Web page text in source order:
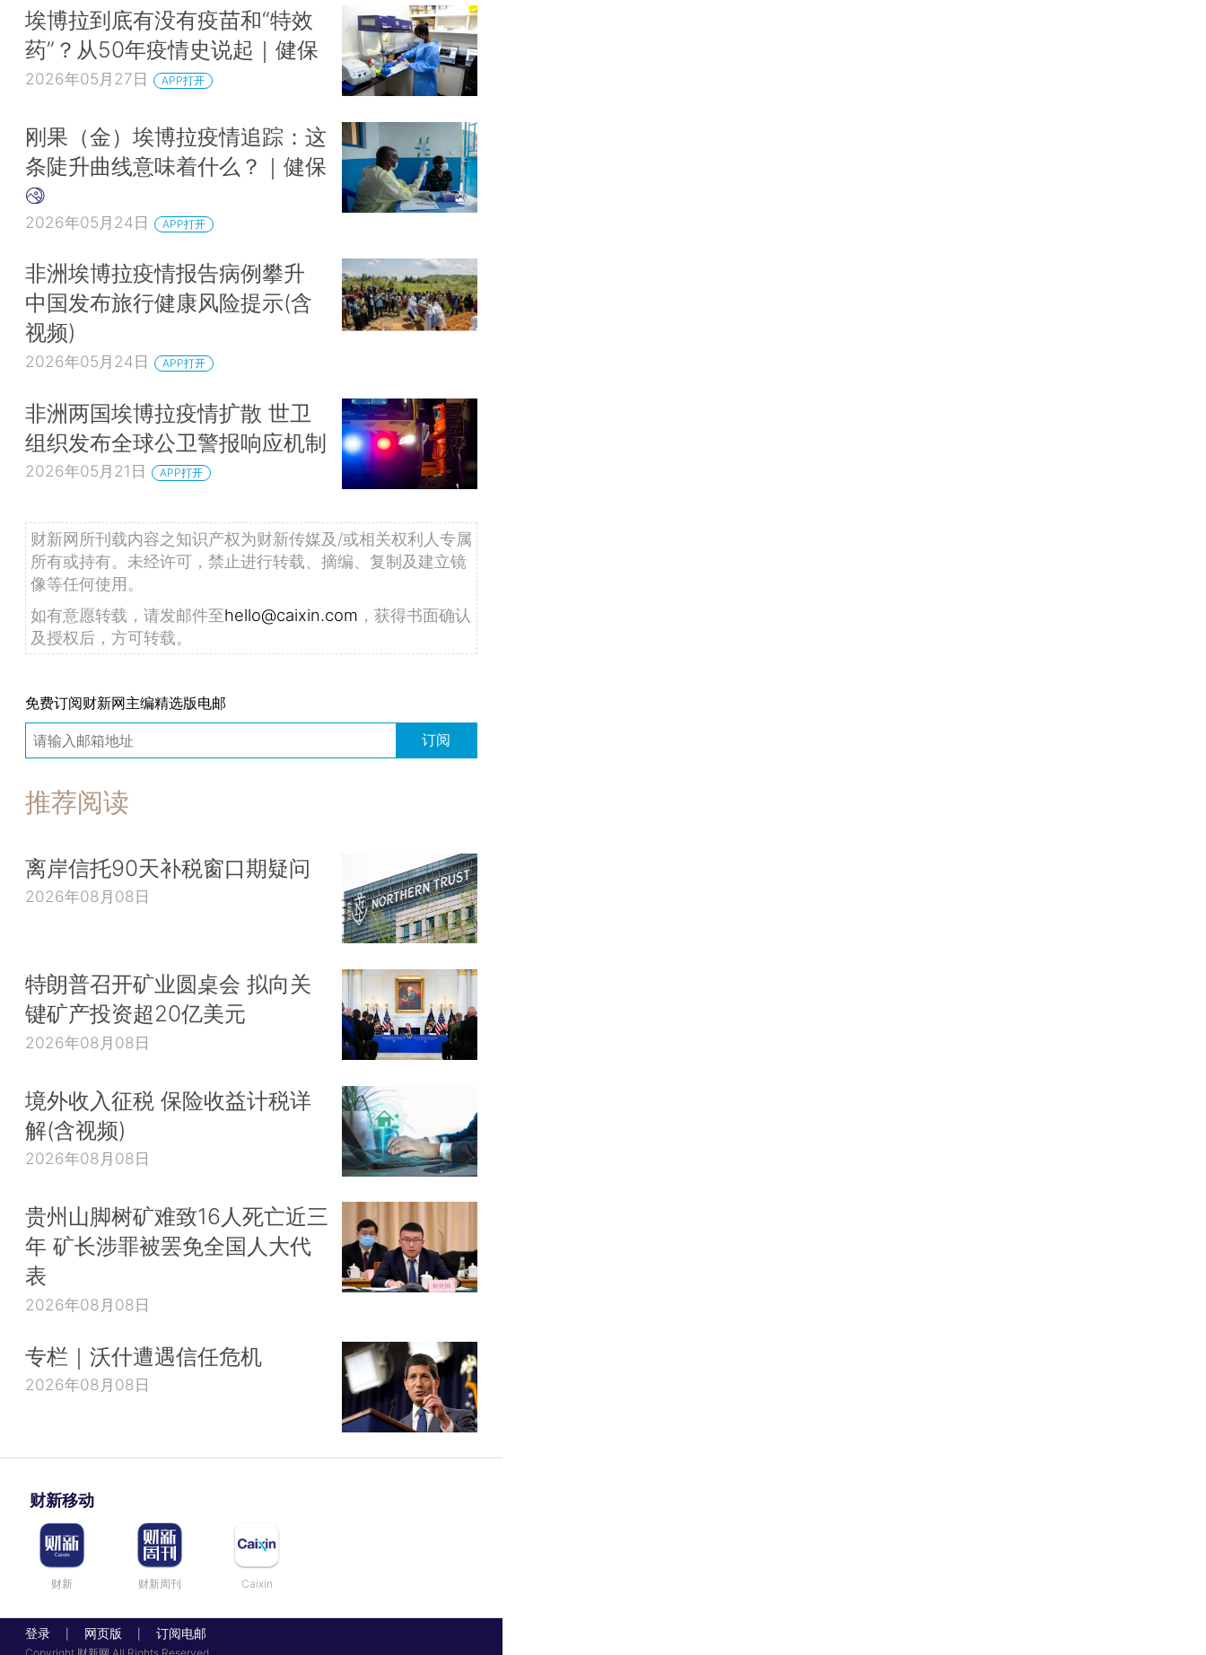
埃博拉到底有没有疫苗和“特效
药”？从50年疫情史说起｜健保
2026年05月27日 APP打开
刚果（金）埃博拉疫情追踪：这
条陡升曲线意味着什么？｜健保
2026年05月24日 APP打开
非洲埃博拉疫情报告病例攀升
中国发布旅行健康风险提示(含
视频)
2026年05月24日 APP打开
非洲两国埃博拉疫情扩散 世卫
组织发布全球公卫警报响应机制
2026年05月21日 APP打开
财新网所刊载内容之知识产权为财新传媒及/或相关权利人专属
所有或持有。未经许可，禁止进行转载、摘编、复制及建立镜
像等任何使用。
如有意愿转载，请发邮件至hello@caixin.com ，获得书面确认
及授权后，方可转载。
免费订阅财新网主编精选版电邮
订阅
推荐阅读
离岸信托90天补税窗口期疑问
2026年08月08日
特朗普召开矿业圆桌会 拟向关
键矿产投资超20亿美元
2026年08月08日
境外收入征税 保险收益计税详
解(含视频)
2026年08月08日
贵州山脚树矿难致16人死亡近三
年 矿长涉罪被罢免全国人大代
表
2026年08月08日
专栏｜沃什遭遇信任危机
2026年08月08日
财新移动
财新 财新周刊 Caixin
登录 网页版 订阅电邮